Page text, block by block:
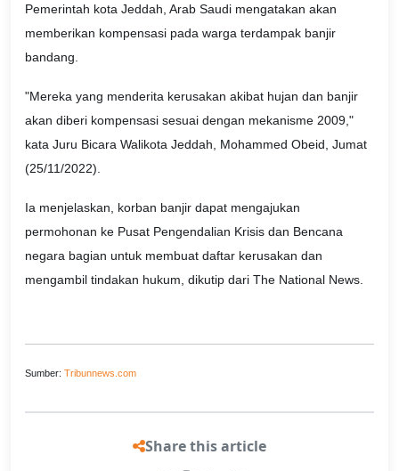
Pemerintah kota Jeddah, Arab Saudi mengatakan akan
memberikan kompensasi pada warga terdampak banjir
bandang.
"Mereka yang menderita kerusakan akibat hujan dan banjir
akan diberi kompensasi sesuai dengan mekanisme 2009,"
kata Juru Bicara Walikota Jeddah, Mohammed Obeid, Jumat
(25/11/2022).
Ia menjelaskan, korban banjir dapat mengajukan
permohonan ke Pusat Pengendalian Krisis dan Bencana
negara bagian untuk membuat daftar kerusakan dan
mengambil tindakan hukum, dikutip dari The National News.
Sumber: Tribunnews.com
Share this article